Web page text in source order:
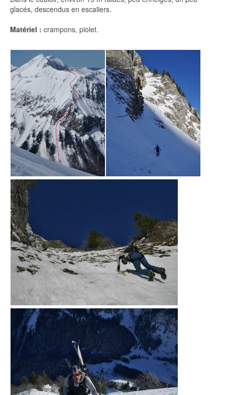
glacés, descendus en escaliers.
Matériel : crampons, piolet.